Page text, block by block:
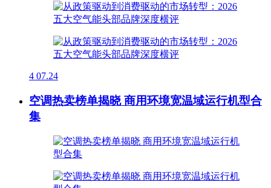
4 07.24
空调热卖榜单揭晓 商用环境宽温域运行机型合
集